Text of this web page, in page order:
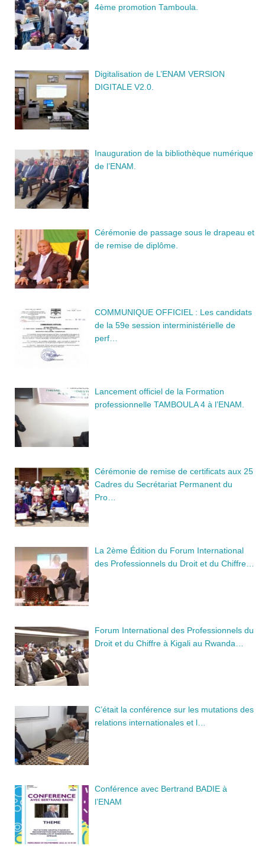
4ème promotion Tamboula.
Digitalisation de L’ENAM VERSION
DIGITALE V2.0.
Inauguration de la bibliothèque numérique
de l’ENAM.
Cérémonie de passage sous le drapeau et
de remise de diplôme.
COMMUNIQUE OFFICIEL : Les candidats
de la 59e session interministérielle de
perf…
Lancement officiel de la Formation
professionnelle TAMBOULA 4 à l’ENAM.
Cérémonie de remise de certificats aux 25
Cadres du Secrétariat Permanent du
Pro…
La 2ème Édition du Forum International
des Professionnels du Droit et du Chiffre…
Forum International des Professionnels du
Droit et du Chiffre à Kigali au Rwanda…
C’était la conférence sur les mutations des
relations internationales et l…
Conférence avec Bertrand BADIE à
l’ENAM